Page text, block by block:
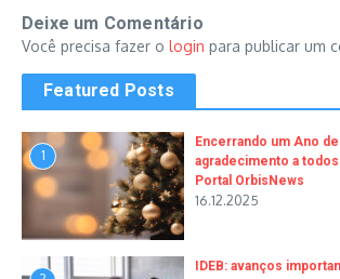
Deixe um Comentário
Você precisa fazer o login para publicar um
Featured Posts
1
Encerrando um Ano
agradecimento a
Portal OrbisNews
16.12.2025
IDEB: avanços